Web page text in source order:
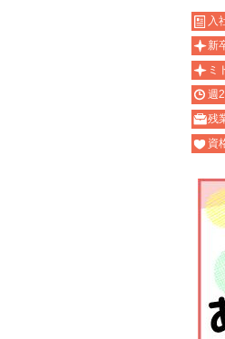
入
新
ミ
週
残
資